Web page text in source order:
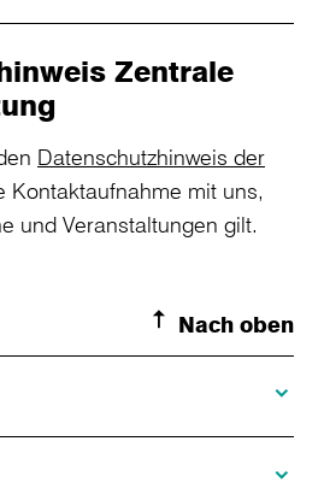
Zentrale
Datenschutzhinweis der
Kontaktaufnahme mit uns,
und Veranstaltungen gilt.
Nach oben